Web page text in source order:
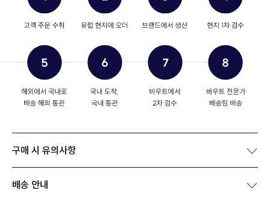
구매 시 유의사항
배송 안내